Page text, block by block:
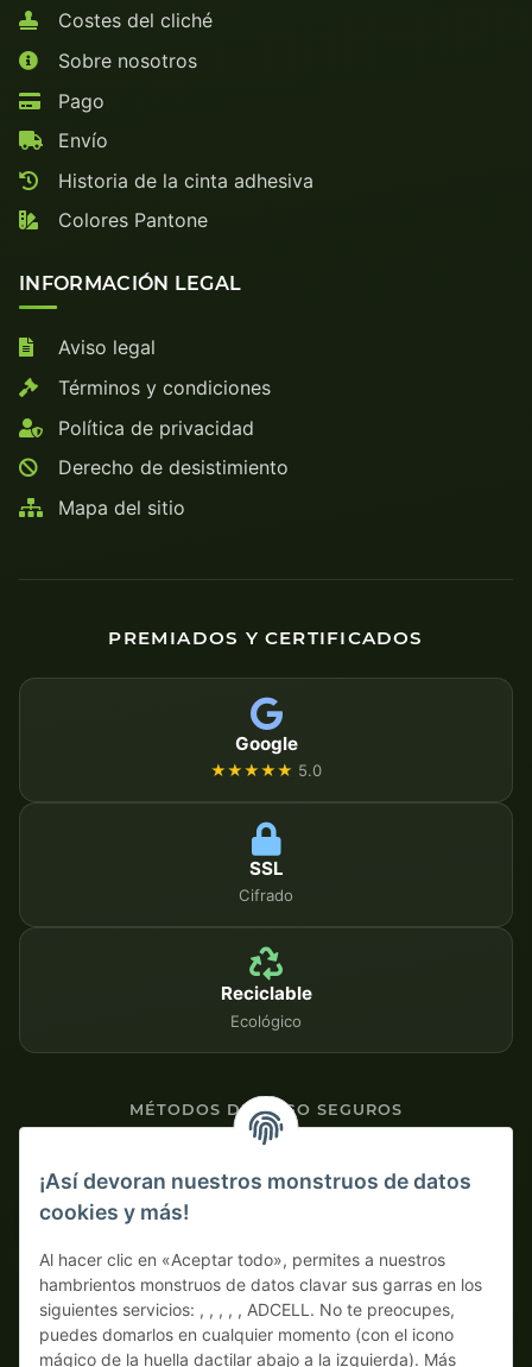
Costes del cliché
Sobre nosotros
Pago
Envío
Historia de la cinta adhesiva
Colores Pantone
INFORMACIÓN LEGAL
Aviso legal
Términos y condiciones
Política de privacidad
Derecho de desistimiento
Mapa del sitio
PREMIADOS Y CERTIFICADOS
Google
★★★★★ 5.0
SSL
Cifrado
Reciclable
Ecológico
MÉTODOS DE PAGO SEGUROS
Pago por adelantado con descuento
¡Así devoran nuestros monstruos de datos
cookies y más!
Al hacer clic en «Aceptar todo», permites a nuestros
hambrientos monstruos de datos clavar sus garras en los
siguientes servicios: , , , , , ADCELL. No te preocupes,
puedes domarlos en cualquier momento (con el icono
mágico de la huella dactilar abajo a la izquierda). Más